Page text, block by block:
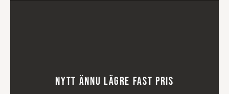
NYTT ÄNNU LÄGRE FAST PRIS